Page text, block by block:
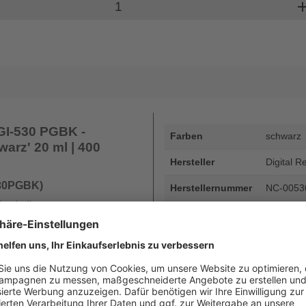
530 PGBK -
20 ml | 400
die
dass Sie bei
DHG und der dortigen
Ihres Druckers und die
diese auch nur gemindert
Farben schwarz
Hersteller Digital
Herstellernummer NC-
EAN
Seitenergiebigkeit Inhalt in
Beschreibung
Canon